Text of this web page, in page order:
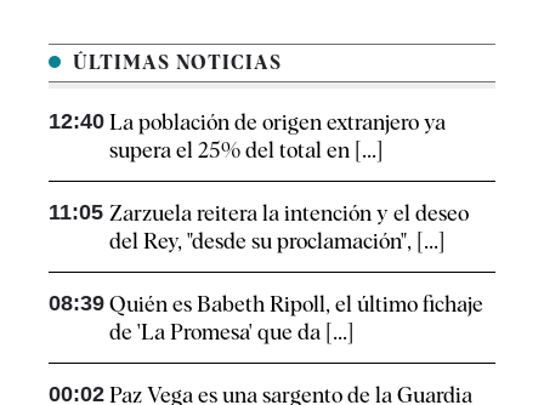
ÚLTIMAS NOTICIAS
12:40 La población de origen extranjero ya
supera el 25% del total en [...]
11:05 Zarzuela reitera la intención y el deseo
del Rey, "desde su proclamación", [...]
08:39 Quién es Babeth Ripoll, el último fichaje
de 'La Promesa' que da [...]
00:02 Paz Vega es una sargento de la Guardia